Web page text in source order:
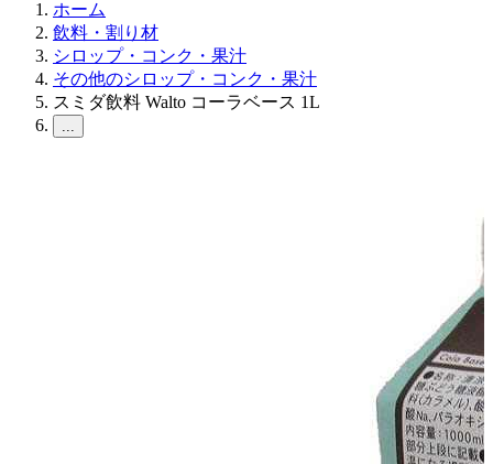
ホーム
飲料・割り材
シロップ・コンク・果汁
その他のシロップ・コンク・果汁
スミダ飲料 Walto コーラベース 1L
...